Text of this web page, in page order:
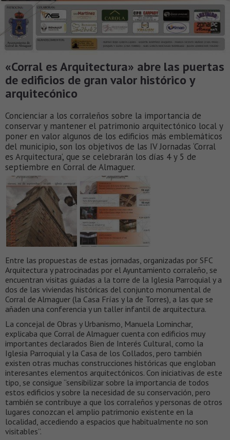
«Corral es Arquitectura» abre las puertas
de edificios de gran valor histórico y
arquitecónico
Concienciar a los corraleños sobre la importancia de
conservar y mantener el patrimonio arquitectónico local y
poner en valor algunos de los edificios más emblemáticos
del municipio, son los objetivos de las IV Jornadas ‘Corral
es Arquitectura’, que se celebrarán los días 4 y 5 de
septiembre en Corral de Almaguer.
Entre las propuestas de estas jornadas, organizadas por SFC
Arquitectura y patrocinadas por el Ayuntamiento corraleño, se
encuentran visitas guiadas a la torre de la Iglesia Parroquial y a
dos de las viviendas históricas del conjunto monumental de
Corral de Almaguer (la Casa Frías y la de Torres), a las que se
añaden una conferencia y un taller infantil de arquitectura.
La concejal de Obras y Urbanismo, Manuela Lominchar,
explicaba que Corral de Almaguer cuenta con edificios muy
importantes declarados Bien de Interés Cultural, como la
Iglesia Parroquial y la Casa de los Collados, pero también
existen otras muchas construcciones históricas que engloban
interesantes elementos arquitectónicos. Con iniciativas de este
tipo, se consigue “sensibilizar sobre la importancia de todos
estos edificios y sobre la necesidad de su conservación, pero
también se contribuye a que los corraleños y personas de otros
lugares conozcan el amplio patrimonio existente en la
localidad, accediendo a espacios que habitualmente no son
visitables”.